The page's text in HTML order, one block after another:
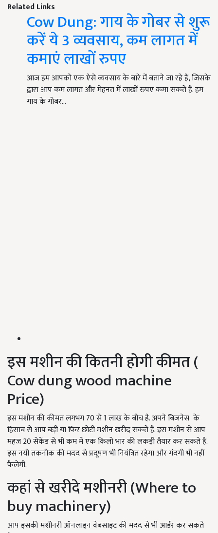
Related Links
Cow Dung: गाय के गोबर से शुरू
करें ये 3 व्यवसाय, कम लागत में
कमाएं लाखों रुपए
आज हम आपको एक ऐसे व्यवसाय के बारे में बताने जा रहे हैं, जिसके
द्वारा आप कम लागत और मेहनत में लाखों रुपए कमा सकते हैं. हम
गाय के गोबर…
इस मशीन की कितनी होगी कीमत (
Cow dung wood machine
Price)
इस मशीन की कीमत लगभग 70 से 1 लाख के बीच है. अपने बिजनेस के
हिसाब से आप बड़ी या फिर छोटी मशीन खरीद सकते हैं. इस मशीन से आप
महज 20 सेकेंड से भी कम में एक किलो भार की लकड़ी तैयार कर सकते हैं.
इस नयी तकनीक की मदद से प्रदूषण भी नियंत्रित रहेगा और गंदगी भी नहीं
फैलेगी.
कहां से खरीदे मशीनरी (Where to
buy machinery)
आप इसकी मशीनरी ऑनलाइन वेबसाइट की मदद से भी आर्डर कर सकते